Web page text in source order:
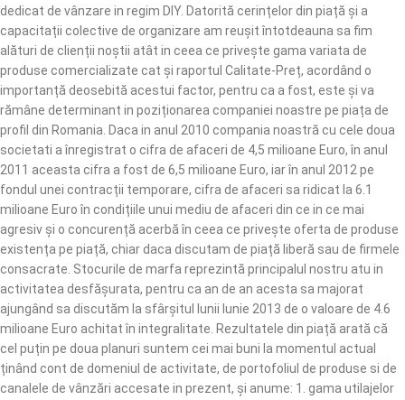
dedicat de vânzare in regim DIY. Datorită cerințelor din piață și a
capacitații colective de organizare am reușit întotdeauna sa fim
alături de clienții noștii atât in ceea ce privește gama variata de
produse comercializate cat și raportul Calitate-Preț, acordând o
importanță deosebită acestui factor, pentru ca a fost, este și va
rămâne determinant in poziționarea companiei noastre pe piața de
profil din Romania. Daca in anul 2010 compania noastră cu cele doua
societati a înregistrat o cifra de afaceri de 4,5 milioane Euro, în anul
2011 aceasta cifra a fost de 6,5 milioane Euro, iar în anul 2012 pe
fondul unei contracții temporare, cifra de afaceri sa ridicat la 6.1
milioane Euro în condițiile unui mediu de afaceri din ce in ce mai
agresiv și o concurență acerbă în ceea ce privește oferta de produse
existența pe piață, chiar daca discutam de piață liberă sau de firmele
consacrate. Stocurile de marfa reprezintă principalul nostru atu in
activitatea desfășurata, pentru ca an de an acesta sa majorat
ajungând sa discutăm la sfârșitul lunii Iunie 2013 de o valoare de 4.6
milioane Euro achitat în integralitate. Rezultatele din piață arată că
cel puțin pe doua planuri suntem cei mai buni la momentul actual
ținând cont de domeniul de activitate, de portofoliul de produse si de
canalele de vânzări accesate in prezent, și anume: 1. gama utilajelor